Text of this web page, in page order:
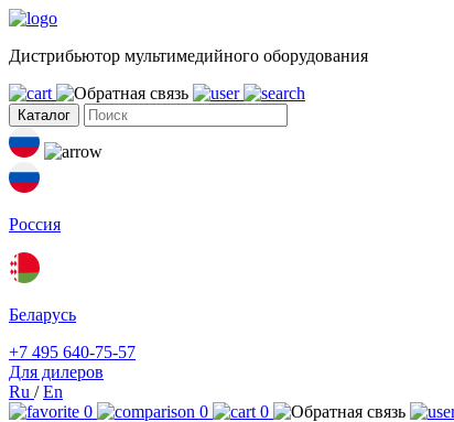
Дистрибьютор мультимедийного оборудования
Каталог
Россия
Беларусь
+7 495 640-75-57
Для дилеров
Ru /En
0
0
0